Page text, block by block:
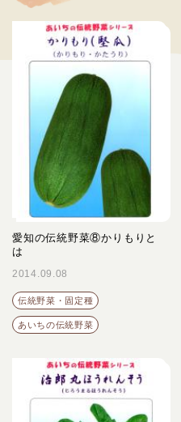
愛知の伝統野菜⑧かりもりと
は
2014.09.08
伝統野菜・固定種
あいちの伝統野菜